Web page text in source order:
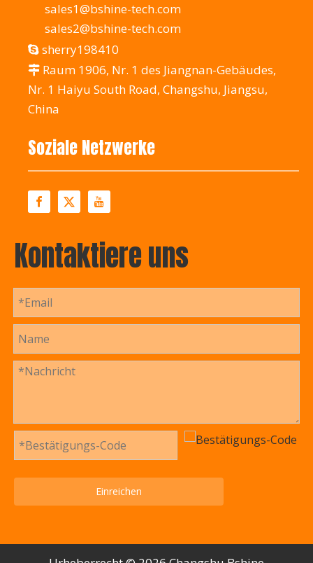
sales1@bshine-tech.com
sales2@bshine-tech.com
 sherry198410
 Raum 1906, Nr. 1 des Jiangnan-Gebäudes,
Nr. 1 Haiyu South Road, Changshu, Jiangsu,
China
Soziale Netzwerke
Kontaktiere uns
Einreichen